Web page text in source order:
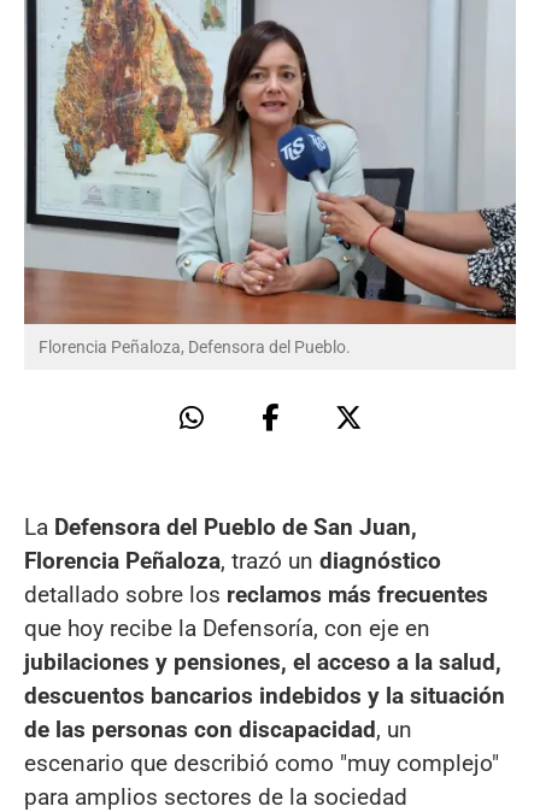
Florencia Peñaloza, Defensora del Pueblo.
La Defensora del Pueblo de San Juan,
Florencia Peñaloza, trazó un diagnóstico
detallado sobre los reclamos más frecuentes
que hoy recibe la Defensoría, con eje en
jubilaciones y pensiones, el acceso a la salud,
descuentos bancarios indebidos y la situación
de las personas con discapacidad, un
escenario que describió como "muy complejo"
para amplios sectores de la sociedad